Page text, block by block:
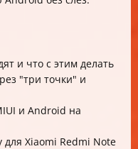
и что с этим делать
"три точки" и
и Android на
Xiaomi Redmi Note